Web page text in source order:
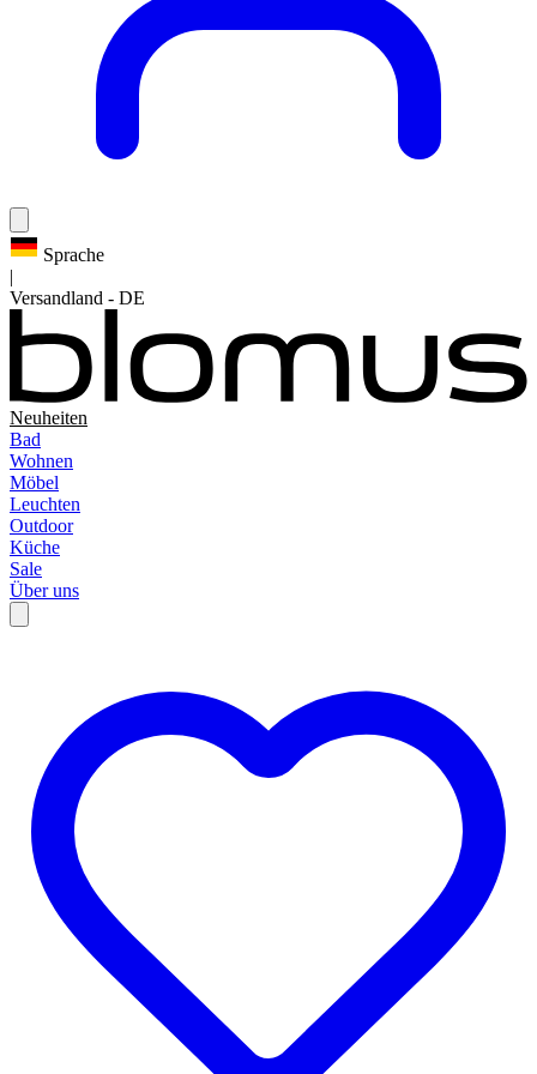
Sprache
|
Versandland - DE
Neuheiten
Bad
Wohnen
Möbel
Leuchten
Outdoor
Küche
Sale
Über uns